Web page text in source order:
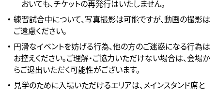
おいても、チケットの再発行はいたしません。
練習試合中について、写真撮影は可能ですが、動画の撮影は
ご遠慮ください。
円滑なイベントを妨げる行為、他の方のご迷惑になる行為は
お控えください。ご理解・ご協力いただけない場合は、会場か
らご退出いただく可能性がございます。
見学のために入場いただけるエリアは、メインスタンド席と